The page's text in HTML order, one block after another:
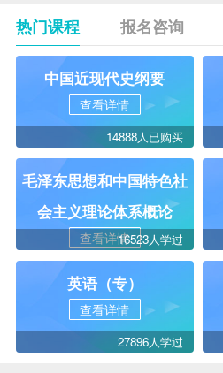
热门课程 报名咨询
中国近现代史纲要
查看详情
14888人已购买
毛泽东思想和中国特色社
会主义理论体系概论
查看详情16523人学过
英语（专）
查看详情
27896人学过